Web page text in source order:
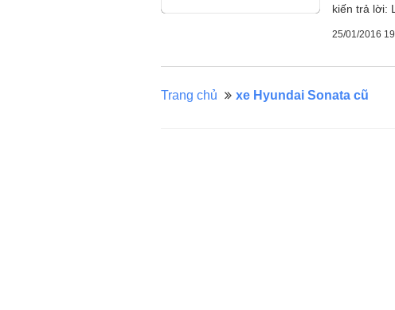
kiến trả lời:
25/01/2016
Trang chủ xe Hyundai Sonata cũ